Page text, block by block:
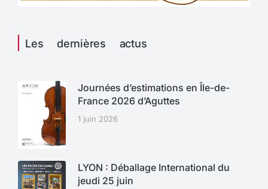
Les dernières actus
Journées d’estimations en Île-de-
France 2026 d’Aguttes
1 juin 2026
LYON : Déballage International du
jeudi 25 juin